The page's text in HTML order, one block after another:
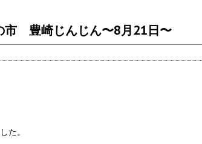
市 豊崎じんじん〜8月21日〜
た。